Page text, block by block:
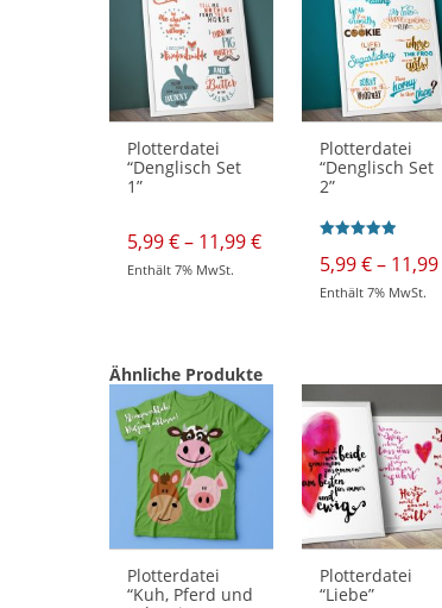
Plotterdatei
“Denglisch Set
1”
5,99€– 11,99€Preisspanne:
11,99 €
Enthält 7% MwSt.
auf.
Die
Optionen
können
auf
der
Produktseite
gewählt
werden
Plotterdatei
“Denglisch Set
2”
5.00
von 5
5,99€ – 11,99
Enthält 7% MwSt.
Dieses
auf.
Die
Optionen
können
auf
der
Produktseite
gewählt
werden
Ähnliche Produkte
Plotterdatei
“Kuh, Pferd und
Plotterdatei
“Liebe”